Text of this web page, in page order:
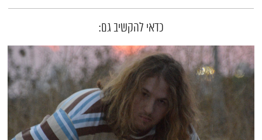
כדאי להקשיב גם: